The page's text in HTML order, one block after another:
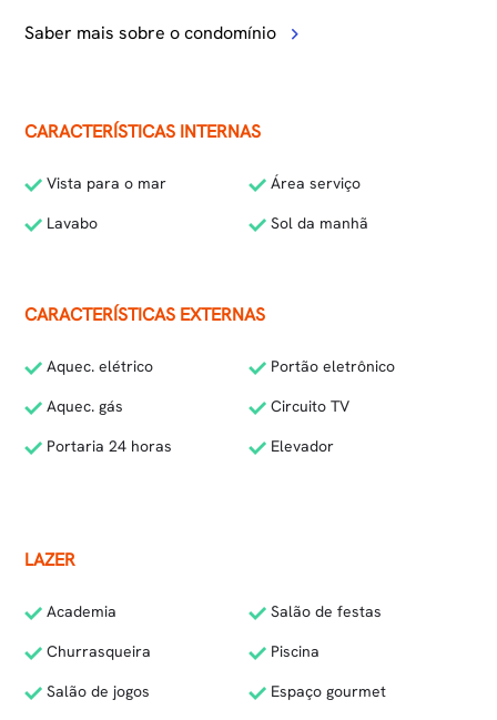
Saber mais sobre o condomínio
CARACTERÍSTICAS INTERNAS
Vista para o mar
Área serviço
Lavabo
Sol da manhã
CARACTERÍSTICAS EXTERNAS
Aquec. elétrico
Portão eletrônico
Aquec. gás
Circuito TV
Portaria 24 horas
Elevador
LAZER
Academia
Salão de festas
Churrasqueira
Piscina
Salão de jogos
Espaço gourmet